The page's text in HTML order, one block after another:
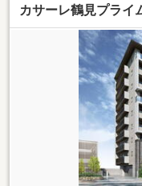
カサーレ鶴見プライ